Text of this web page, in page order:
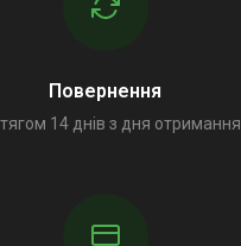
Повернення
14 днів з дня отримання